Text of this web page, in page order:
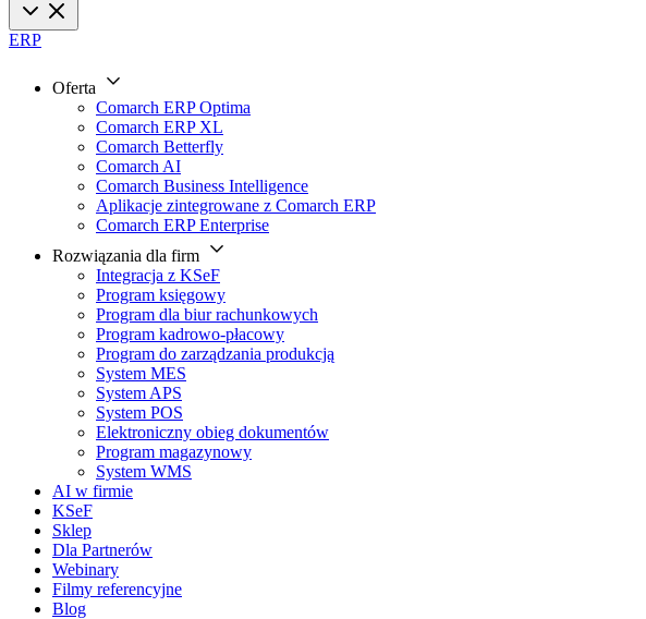
ERP
Oferta
Comarch ERP Optima
Comarch ERP XL
Comarch Betterfly
Comarch AI
Comarch Business Intelligence
Aplikacje zintegrowane z Comarch ERP
Comarch ERP Enterprise
Rozwiązania dla firm
Integracja z KSeF
Program księgowy
Program dla biur rachunkowych
Program kadrowo-płacowy
Program do zarządzania produkcją
System MES
System APS
System POS
Elektroniczny obieg dokumentów
Program magazynowy
System WMS
AI w firmie
KSeF
Sklep
Dla Partnerów
Webinary
Filmy referencyjne
Blog